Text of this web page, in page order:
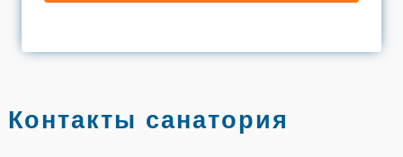
Контакты санатория